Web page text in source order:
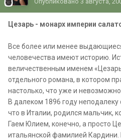
Цезарь - монарх империи
Все более или менее
человечества имеют историю.
величественным именем
отдельного романа, в котором
настолько, что уже и невозможно
В далеком 1896 году
что в Италии, родился мальчик,
Гаем Юлием, конечно, а просто
итальянской фамилией